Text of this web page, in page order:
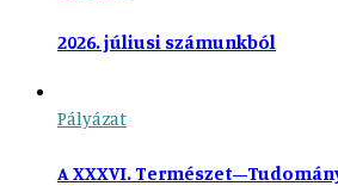
2026. júliusi számunkból
Pályázat
A XXXVI.